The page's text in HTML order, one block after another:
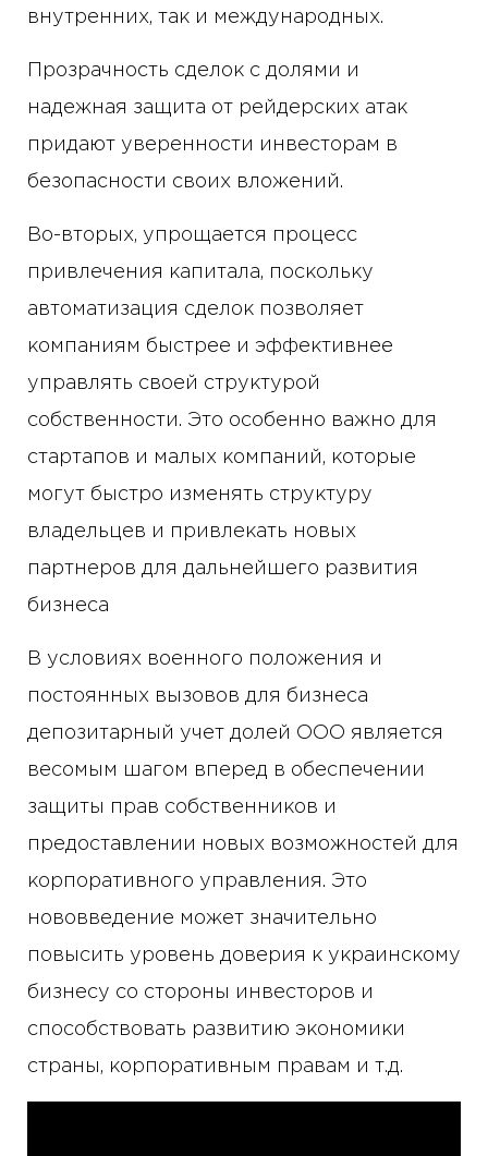
внутренних, так и международных.
Прозрачность сделок с долями и
надежная защита от рейдерских атак
придают уверенности инвесторам в
безопасности своих вложений.
Во-вторых, упрощается процесс
привлечения капитала, поскольку
автоматизация сделок позволяет
компаниям быстрее и эффективнее
управлять своей структурой
собственности. Это особенно важно для
стартапов и малых компаний, которые
могут быстро изменять структуру
владельцев и привлекать новых
партнеров для дальнейшего развития
бизнеса
В условиях военного положения и
постоянных вызовов для бизнеса
депозитарный учет долей ООО является
весомым шагом вперед в обеспечении
защиты прав собственников и
предоставлении новых возможностей для
корпоративного управления. Это
нововведение может значительно
повысить уровень доверия к украинскому
бизнесу со стороны инвесторов и
способствовать развитию экономики
страны, корпоративным правам и т.д.